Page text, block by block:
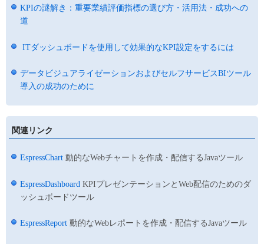
KPIの謎解き：重要業績評価指標の選び方・活用法・成功への
道
ITダッシュボードを使用して効果的なKPI設定をするには
データビジュアライゼーションおよびセルフサービスBIツール
導入の成功のために
関連リンク
EspressChart 動的なWebチャートを作成・配信するJavaツール
EspressDashboard KPIプレゼンテーションとWeb配信のためのダ
ッシュボードツール
EspressReport 動的なWebレポートを作成・配信するJavaツール